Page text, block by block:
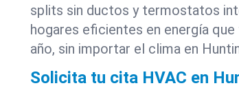
splits sin ductos y termostatos
hogares eficientes en energía
año, sin importar el clima en
Solicita tu cita HVAC en